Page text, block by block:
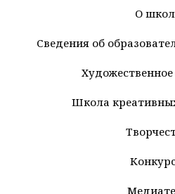
О
Сведения об
Школа